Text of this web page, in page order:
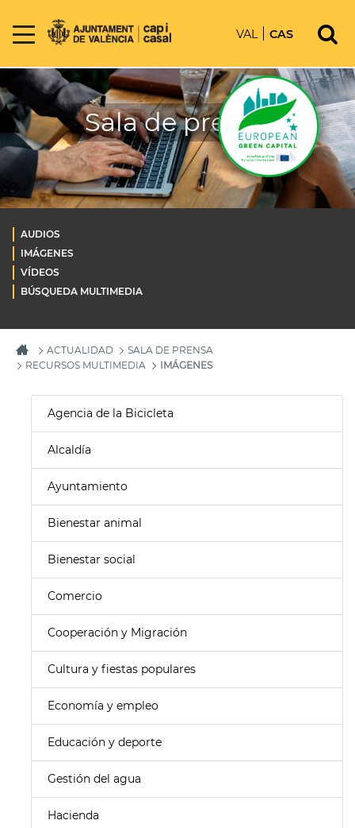
VAL CAS
Sala de prensa
AUDIOS
IMÁGENES
VÍDEOS
BÚSQUEDA MULTIMEDIA
ACTUALIDAD
SALA DE PRENSA
RECURSOS MULTIMEDIA
IMÁGENES
Agencia de la Bicicleta
Alcaldía
Ayuntamiento
Bienestar animal
Bienestar social
Comercio
Cooperación y Migración
Cultura y fiestas populares
Economía y empleo
Educación y deporte
Gestión del agua
Hacienda